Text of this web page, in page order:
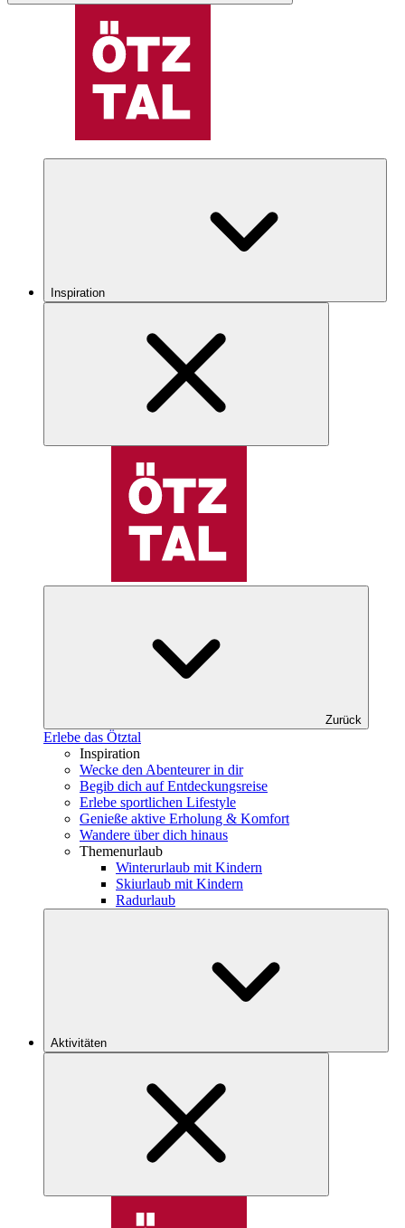
Inspiration
Zurück
Erlebe das Ötztal
Inspiration
Wecke den Abenteurer in dir
Begib dich auf Entdeckungsreise
Erlebe sportlichen Lifestyle
Genieße aktive Erholung & Komfort
Wandere über dich hinaus
Themenurlaub
Winterurlaub mit Kindern
Skiurlaub mit Kindern
Radurlaub
Aktivitäten